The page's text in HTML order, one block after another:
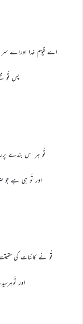
اے قیوّم خدا اوراے سر
پس تُو
تُو ہر اس بندے
اور تُو ہی ہے جو
تُو نے کائنات کی
اور